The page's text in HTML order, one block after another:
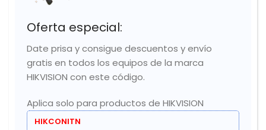
Oferta especial:
Date prisa y consigue descuentos y envío
gratis en todos los equipos de la marca
HIKVISION con este código.
Aplica solo para productos de HIKVISION
HIKCONITN